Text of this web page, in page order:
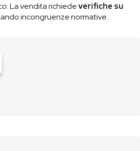
La vendita richiedeverifiche su
incongruenze normative.